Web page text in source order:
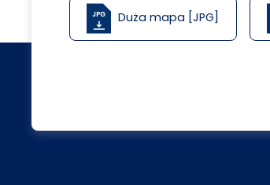
Duża mapa [JPG]